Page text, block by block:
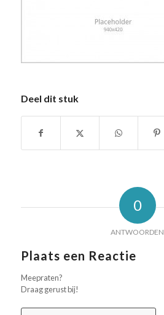
Deel dit stuk
0
ANTWOORDEN
Plaats een Reactie
Meepraten?
Draag gerust bij!